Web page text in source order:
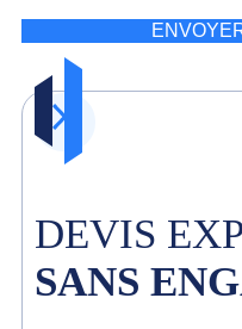
DEVIS
SANS